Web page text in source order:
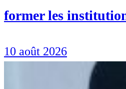
former les
10 août 2026